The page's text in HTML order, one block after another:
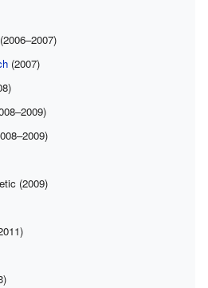
(2006–2007)
(2007)
(2009)